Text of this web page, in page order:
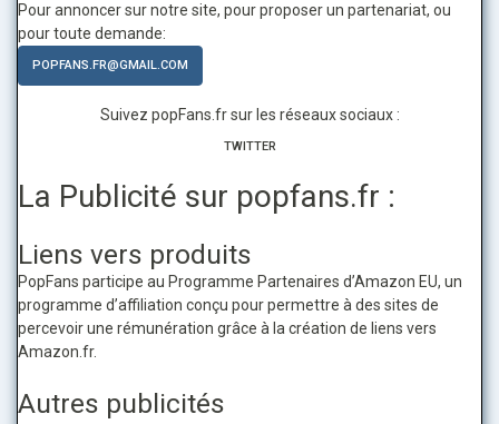
Pour annoncer sur notre site, pour proposer un partenariat, ou
pour toute demande:
POPFANS.FR@GMAIL.COM
Suivez popFans.fr sur les réseaux sociaux :
TWITTER
La Publicité sur popfans.fr :
Liens vers produits
PopFans participe au Programme Partenaires d’Amazon EU, un
programme d’affiliation conçu pour permettre à des sites de
percevoir une rémunération grâce à la création de liens vers
Amazon.fr.
Autres publicités